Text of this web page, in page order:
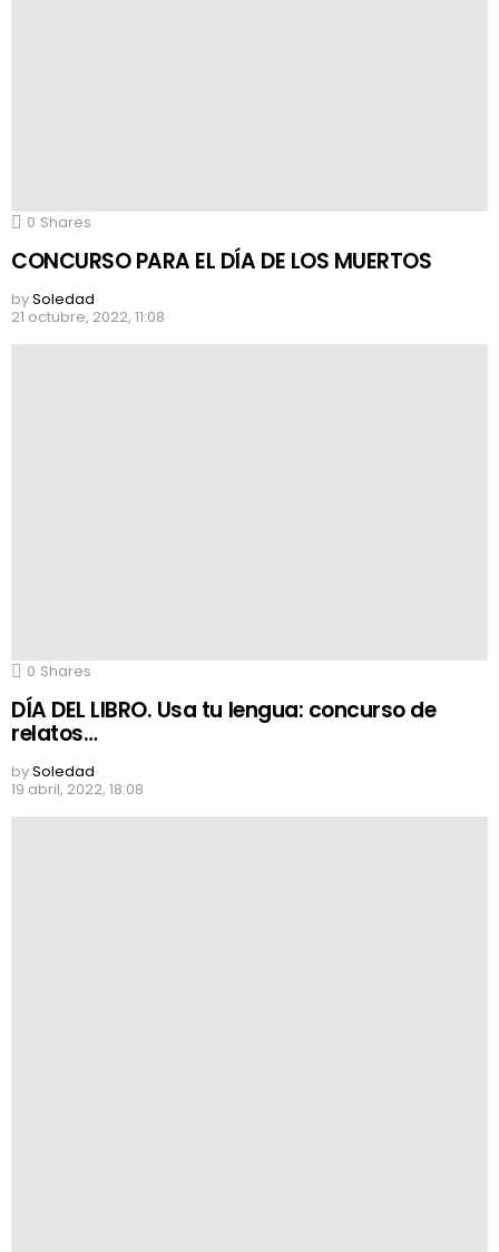
0 Shares
CONCURSO PARA EL DÍA DE LOS MUERTOS
bySoledad
21 octubre, 2022, 11:08
0 Shares
DÍA DEL LIBRO. Usa tu lengua: concurso de
relatos…
bySoledad
19 abril, 2022, 18:08